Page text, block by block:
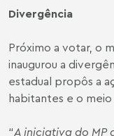
Divergência
Próximo a votar, o
inaugurou a
estadual propôs a
habitantes e o
“A iniciativa do MP